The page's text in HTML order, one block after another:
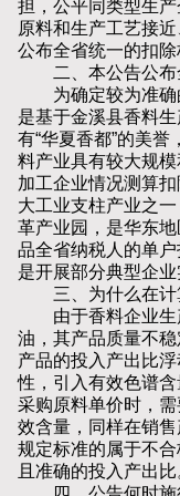
担，公平同类型生
原料和生产工艺接
公布全省统一的扣除
二、本公告公布
为确定较为准确
是基于金溪县香料
有“华夏香都”的美
料产业具有较大规
加工企业情况测算
大工业支柱产业之
革产业园，是华东
品全省纳税人的单
是开展部分典型企
三、为什么在计
由于香料企业生
油，其产品质量不
产品的投入产出比
性，引入有效色谱
采购原料单价时，
效含量，同样在销
规定标准的属于不
且准确的投入产出比